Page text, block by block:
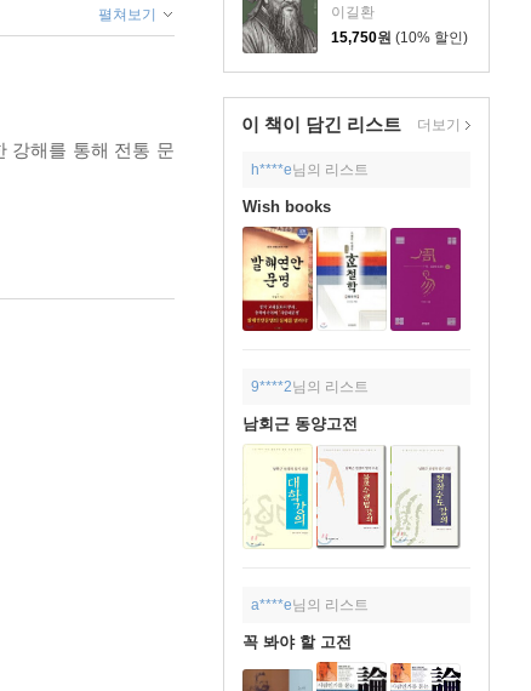
이길환
15,750원 (10% 할인)
이 책이 담긴 리스트 더보기
h****e님의 리스트
Wish books
9****2님의 리스트
남회근 동양고전
a****e님의 리스트
꼭 봐야 할 고전
펼쳐보기
강해를 통해 전통 문